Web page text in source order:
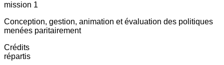
mission 1
Conception, gestion, animation et évaluation des politiques
menées paritairement
Crédits
répartis